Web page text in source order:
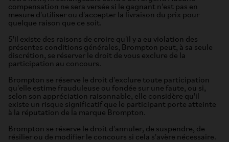
compensation ne sera versée si le gagnant n'est pas en
mesure d'utiliser ou d'accepter la livraison du prix pour
quelque raison que ce soit.
S'il existe des raisons de croire qu'il y a eu violation des
présentes conditions générales, Brompton peut, à sa seule
discrétion, se réserver le droit de vous exclure de la
participation au concours.
Brompton se réserve le droit d'exclure toute participation
qu'elle estime frauduleuse ou fondée sur une faute, ou si,
selon son appréciation raisonnable, elle considère qu'il
existe un risque significatif que le participant porte atteinte
à la réputation de la marque Brompton.
Brompton se réserve le droit d'annuler, de suspendre, de
résilier ou de modifier le concours si cela s'avère nécessaire.